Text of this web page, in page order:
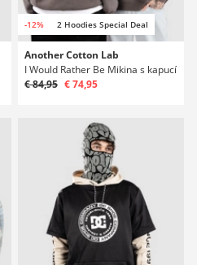
-12% 2 Hoodies Special Deal
Another Cotton Lab
I Would Rather Be Mikina s kapucí
€ 84,95 € 74,95